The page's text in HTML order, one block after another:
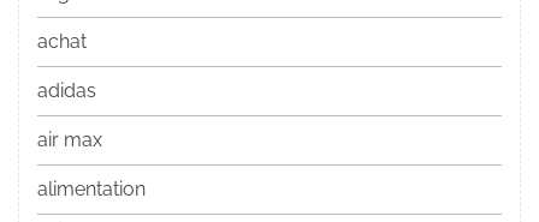
achat
adidas
air max
alimentation